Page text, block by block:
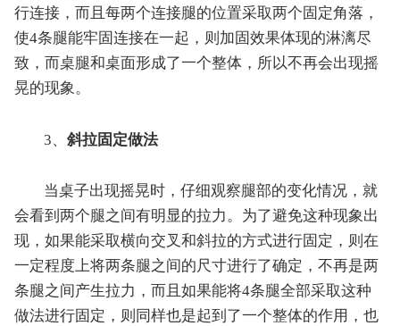
行连接，而且每两个连接腿的位置采取两个固定角落，
使4条腿能牢固连接在一起，则加固效果体现的淋漓尽
致，而桌腿和桌面形成了一个整体，所以不再会出现摇
晃的现象。
3、斜拉固定做法
当桌子出现摇晃时，仔细观察腿部的变化情况，就
会看到两个腿之间有明显的拉力。为了避免这种现象出
现，如果能采取横向交叉和斜拉的方式进行固定，则在
一定程度上将两条腿之间的尺寸进行了确定，不再是两
条腿之间产生拉力，而且如果能将4条腿全部采取这种
做法进行固定，则同样也是起到了一个整体的作用，也